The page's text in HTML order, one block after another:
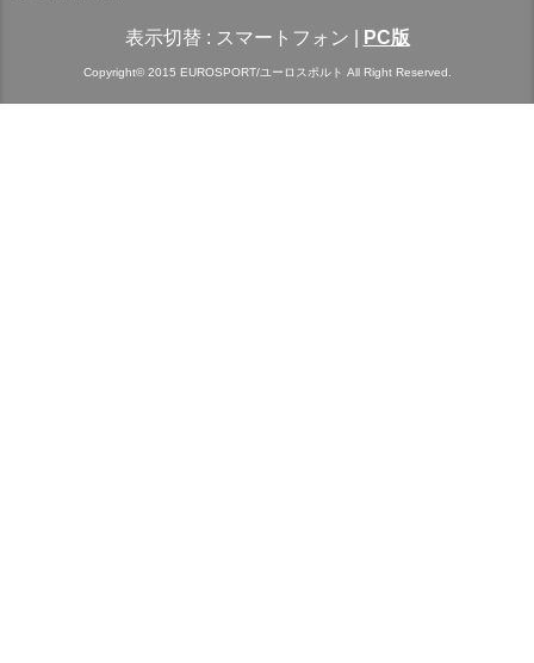
表示切替 : スマートフォン PC版
Copyright© 2015 EUROSPORT/ユーロスポルト All Right Reserved.